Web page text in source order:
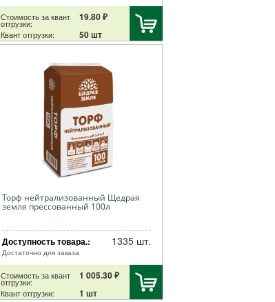
Стоимость за квант
отгрузки:
19.80 ₽
Квант отгрузки: 50 шт
Торф нейтрализованный Щедрая
земля прессованный 100л
Доступность товара.:
Достаточно для заказа
1335 шт.
Стоимость за квант
отгрузки:
1 005.30 ₽
Квант отгрузки: 1 шт